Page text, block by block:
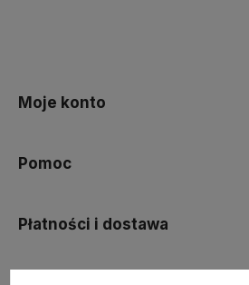
Moje konto
Pomoc
Płatności i dostawa